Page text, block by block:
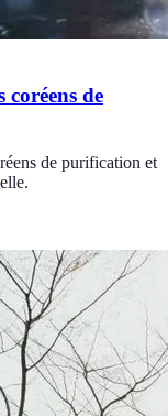
de
de purification et